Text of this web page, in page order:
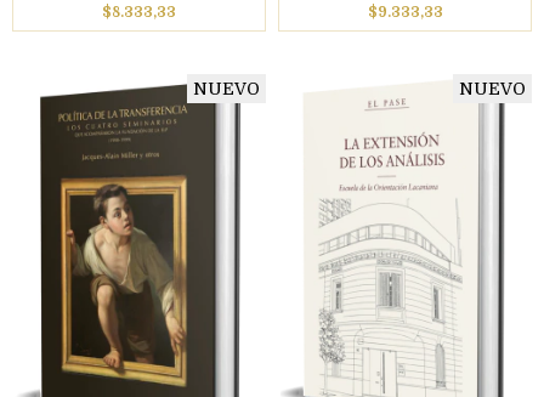
$8.333,33
$9.333,33
NUEVO NUEVO